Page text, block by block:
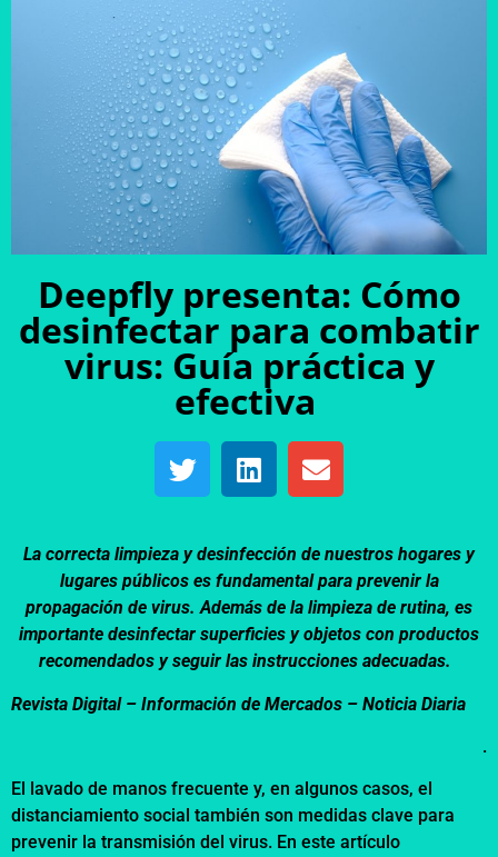
Deepfly presenta: Cómo
desinfectar para combatir
virus: Guía práctica y
efectiva
La correcta limpieza y desinfección de nuestros hogares y
lugares públicos es fundamental para prevenir la
propagación de virus. Además de la limpieza de rutina, es
importante desinfectar superficies y objetos con productos
recomendados y seguir las instrucciones adecuadas.
Revista Digital – Información de Mercados – Noticia Diaria
.
El lavado de manos frecuente y, en algunos casos, el
distanciamiento social también son medidas clave para
prevenir la transmisión del virus. En este artículo